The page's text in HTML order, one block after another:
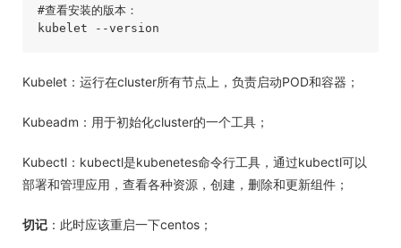
#查看安装的版本：
Kubelet：运行在cluster所有节点上，负责启动POD和容器；
Kubeadm：用于初始化cluster的一个工具；
Kubectl：kubectl是kubenetes命令行工具，通过kubectl可以
部署和管理应用，查看各种资源，创建，删除和更新组件；
切记 ：此时应该重启一下centos；